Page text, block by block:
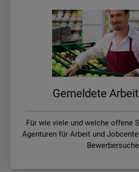
Ge­mel­de­te
Für wie viele und welche offene
Agenturen für Arbeit und